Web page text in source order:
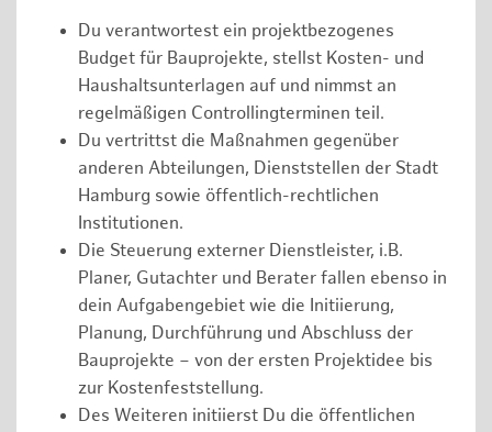
Du verantwortest ein projektbezogenes
Budget für Bauprojekte, stellst Kosten- und
Haushaltsunterlagen auf und nimmst an
regelmäßigen Controllingterminen teil.
Du vertrittst die Maßnahmen gegenüber
anderen Abteilungen, Dienststellen der Stadt
Hamburg sowie öffentlich-rechtlichen
Institutionen.
Die Steuerung externer Dienstleister, i.B.
Planer, Gutachter und Berater fallen ebenso in
dein Aufgabengebiet wie die Initiierung,
Planung, Durchführung und Abschluss der
Bauprojekte – von der ersten Projektidee bis
zur Kostenfeststellung.
Des Weiteren initiierst Du die öffentlichen